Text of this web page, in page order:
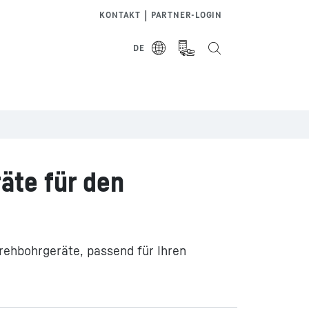
KONTAKT | PARTNER-LOGIN
DE
für den
passend für Ihren